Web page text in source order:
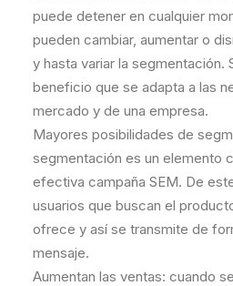
puede detener en cualquier
pueden cambiar, aumentar o
y hasta variar la segmentación.
beneficio que se adapta a las
mercado y de una empresa.
Mayores posibilidades de
segmentación es un elemento
efectiva campaña SEM. De
usuarios que buscan el
ofrece y así se transmite de
mensaje.
Aumentan las ventas: cuando